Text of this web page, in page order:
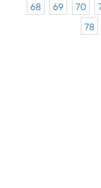
68
69 70
78